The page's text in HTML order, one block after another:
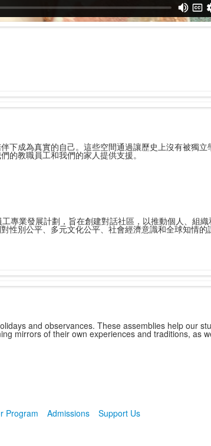
成為真實的自己。這些空間通過讓歷史上沒有被獨
的教職員工和我們的家人提供支援。
專業發展計劃，旨在創建對話社區，以推動個人、組
別公平、多元文化公平、社會經濟意識和全球知情
and observances. These assemblies help our
mirrors of their own experiences and traditions, as
Program Admissions Support Us